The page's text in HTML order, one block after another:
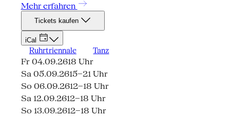
Mehr erfahren
Tickets kaufen
iCal
Ruhrtriennale Tanz
Fr 04.09.2618 Uhr
Sa 05.09.2615–21 Uhr
So 06.09.2612–18 Uhr
Sa 12.09.2612–18 Uhr
So 13.09.2612–18 Uhr